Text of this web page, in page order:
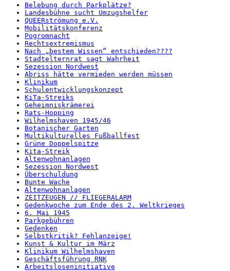
Belebung durch Parkplätze?
Landesbühne sucht Umzugshelfer
QUEERströmung e.V.
Mobilitätskonferenz
Pogromnacht
Rechtsextremismus
Nach „bestem Wissen“ entschieden????
Stadtelternrat sagt Wahrheit
Sezession Nordwest
Abriss hätte vermieden werden müssen
Klinikum
Schulentwicklungskonzept
KiTa-Streiks
Geheimniskrämerei
Rats-Hopping
Wilhelmshaven 1945/46
Botanischer Garten
Multikulturelles Fußballfest
Grüne Doppelspitze
Kita-Streik
Altenwohnanlagen
Sezession Nordwest
Überschuldung
Bunte Wache
Altenwohnanlagen
ZEITZEUGEN // FLIEGERALARM
Gedenkwoche zum Ende des 2. Weltkrieges
6. Mai 1945
Parkgebühren
Gedenken
Selbstkritik? Fehlanzeige!
Kunst & Kultur im März
Klinikum Wilhelmshaven
Geschäftsführung RNK
Arbeitsloseninitiative